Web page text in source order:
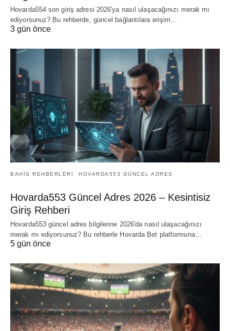
Hovarda554 son giriş adresi 2026'ya nasıl ulaşacağınızı merak mı
ediyorsunuz? Bu rehberde, güncel bağlantılara erişim…
3 gün önce
BAHIS REHBERLERI HOVARDA553 GÜNCEL ADRES
Hovarda553 Güncel Adres 2026 – Kesintisiz
Giriş Rehberi
Hovarda553 güncel adres bilgilerine 2026'da nasıl ulaşacağınızı
merak mı ediyorsunuz? Bu rehberle Hovarda Bet platformuna…
5 gün önce